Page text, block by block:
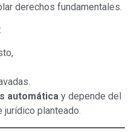
derechos fundamentales.
automática y depende del
jurídico planteado.